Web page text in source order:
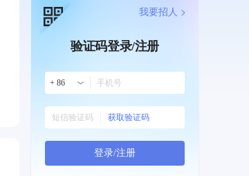
验证码登录/注册
+ 86
获取验证码
登录/注册
我要招人 >